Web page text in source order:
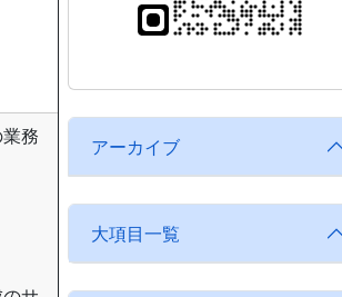
務 アーカイブ
大項目一覧